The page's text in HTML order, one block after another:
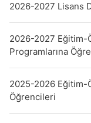
2026-2027 Lisans
2026-2027 Eğitim-
Programlarına
2025-2026 Eğitim-
Öğrencileri